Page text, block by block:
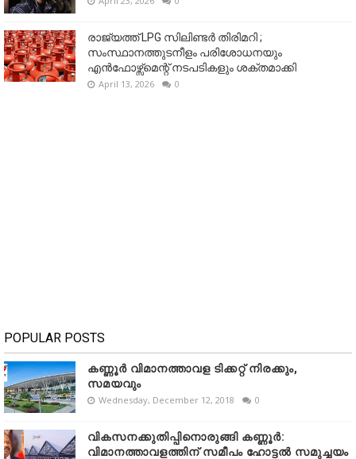
രാജ്യത്ത് LPG സിലിണ്ടർ തിരിമറി ;
സംസ്ഥാനത്തുടനീളം പരിശോധനയും
എൻഫോഴ്സ്മെന്റ് നടപടികളും ശക്തമാക്കി
April 13, 2026 0
POPULAR POSTS
കണ്ണൂർ വിമാനത്താവള ടിക്കറ്റ് നിരക്കും,
സമയവും
Wednesday, December 12, 2018 0
വികസനക്കുതിപ്പിനൊരുങ്ങി കണ്ണൂർ:
വിമാനത്താവളത്തിന് സമീപം ഹോട്ടൽ സമുച്ചയം